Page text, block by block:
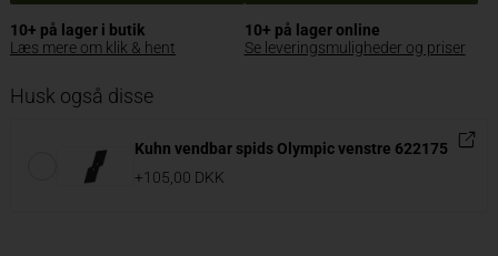
10+ på lager i butik
Læs mere om klik & hent
VÆLG VARIANT
10+ på lager online
Se leveringsmuligheder og priser
Husk også disse
Kuhn vendbar spids Olympic venstre 622175
+105,00 DKK